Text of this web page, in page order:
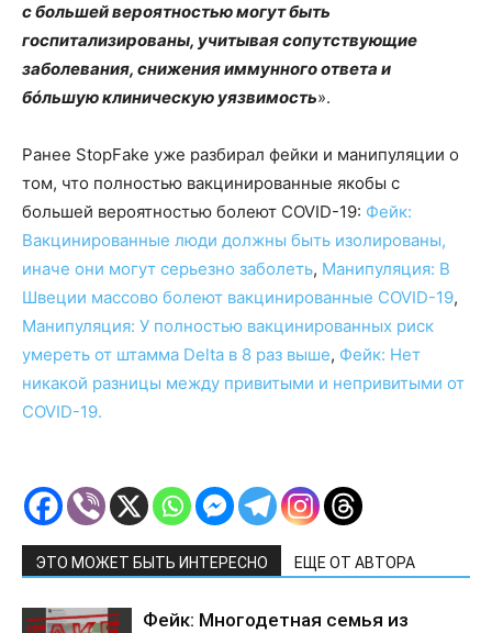
с большей вероятностью могут быть
госпитализированы, учитывая сопутствующие
заболевания, снижения иммунного ответа и
бóльшую клиническую уязвимость».
Ранее StopFake уже разбирал фейки и манипуляции о
том, что полностью вакцинированные якобы с
большей вероятностью болеют COVID-19: Фейк:
Вакцинированные люди должны быть изолированы,
иначе они могут серьезно заболеть, Манипуляция: В
Швеции массово болеют вакцинированные COVID-19,
Манипуляция: У полностью вакцинированных риск
умереть от штамма Delta в 8 раз выше, Фейк: Нет
никакой разницы между привитыми и непривитыми от
COVID-19.
ЭТО МОЖЕТ БЫТЬ ИНТЕРЕСНО ЕЩЕ ОТ АВТОРА
Фейк: Многодетная семья из